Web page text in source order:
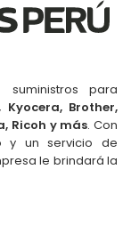
para
Kyocera, Brother,
Ricoh y más. Con
y un servicio de
le brindará la